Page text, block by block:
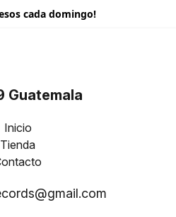
cada domingo!
Guatemala
Inicio
Tienda